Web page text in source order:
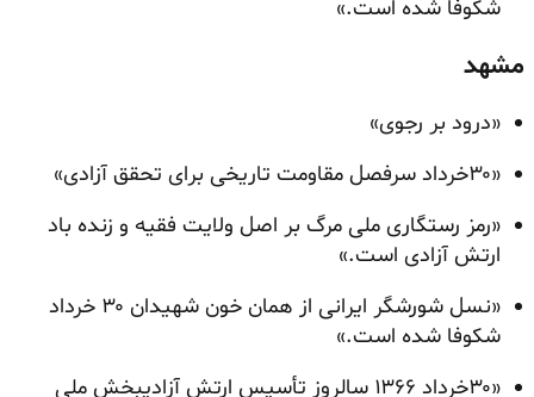
شکوفا شده است.»
مشهد
«درود بر رجوی»
«۳۰خرداد سرفصل مقاومت تاریخی برای تحقق آزادی»
«رمز رستگاری ملی مرگ بر اصل ولایت فقیه و زنده باد
ارتش آزادی است.»
«نسل شورشگر ایرانی از همان خون شهیدان ۳۰ خرداد
شکوفا شده است.»
«۳۰خرداد ۱۳۶۶ سالروز تأسیس ارتش آزادیبخش ملی